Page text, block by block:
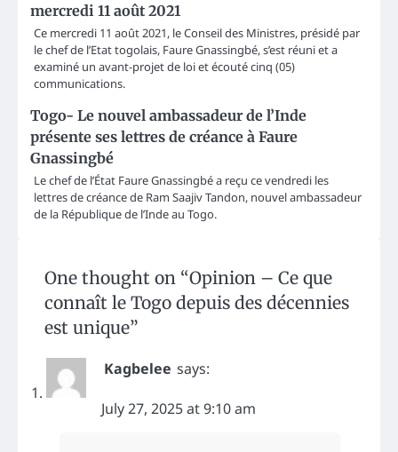
mercredi 11 août 2021
Ce mercredi 11 août 2021, le Conseil des Ministres, présidé par
le chef de l’Etat togolais, Faure Gnassingbé, s’est réuni et a
examiné un avant-projet de loi et écouté cinq (05)
communications.
Togo- Le nouvel ambassadeur de l’Inde
présente ses lettres de créance à Faure
Gnassingbé
Le chef de l’État Faure Gnassingbé a reçu ce vendredi les
lettres de créance de Ram Saajiv Tandon, nouvel ambassadeur
de la République de l’Inde au Togo.
One thought on “Opinion – Ce que
connaît le Togo depuis des décennies
est unique”
Kagbelee says:
July 27, 2025 at 9:10 am